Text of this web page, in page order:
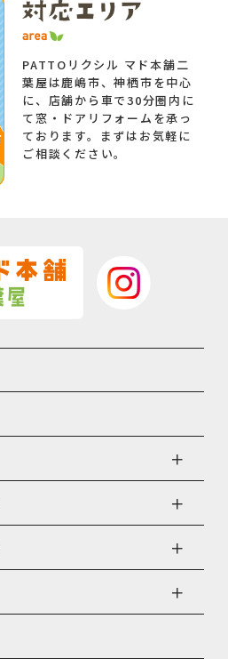
PATTOリクシル マド本舗二
葉屋は鹿嶋市、神栖市を中心
に、店舗から車で30分圏内に
て窓・ドアリフォームを承っ
ております。まずはお気軽に
ご相談ください。